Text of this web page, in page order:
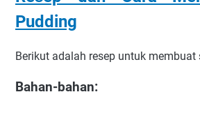
Pudding
Berikut adalah resep untuk membuat
Bahan-bahan: